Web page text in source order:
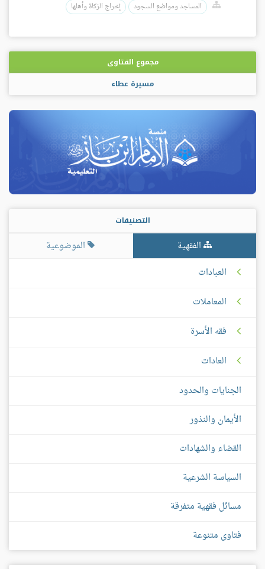
المساجد ومواضع السجود إخراج الزكاة وأهلها
مجموع الفتاوى
مسيرة عطاء
التصنيفات
الفقهية
الموضوعية
العبادات
المعاملات
فقه الأسرة
العادات
الجنايات والحدود
الأيمان والنذور
القضاء والشهادات
السياسة الشرعية
مسائل فقهية متفرقة
فتاوى متنوعة